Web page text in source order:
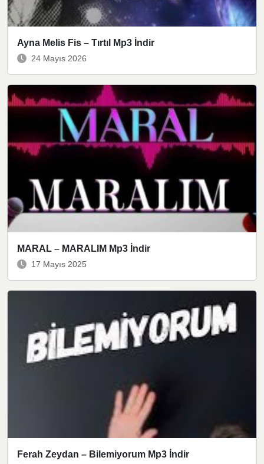
Ayna Melis Fis – Tırtıl Mp3 İndir
24 Mayıs 2026
MARAL – MARALIM Mp3 İndir
17 Mayıs 2025
Ferah Zeydan – Bilemiyorum Mp3 İndir